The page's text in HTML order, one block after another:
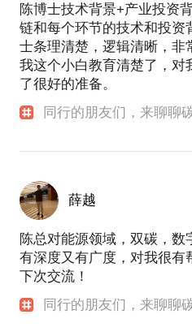
陈博士技术背景+产业投资
链和每个环节的技术和投资
士条理清楚，逻辑清晰，非
我这个小白教育清楚了，对
了很好的准备。
同行的朋友们，来聊聊
薛越
陈总对能源领域，双碳，数
有深度又有广度，对我很有
下次交流！
同行的朋友们，来聊聊